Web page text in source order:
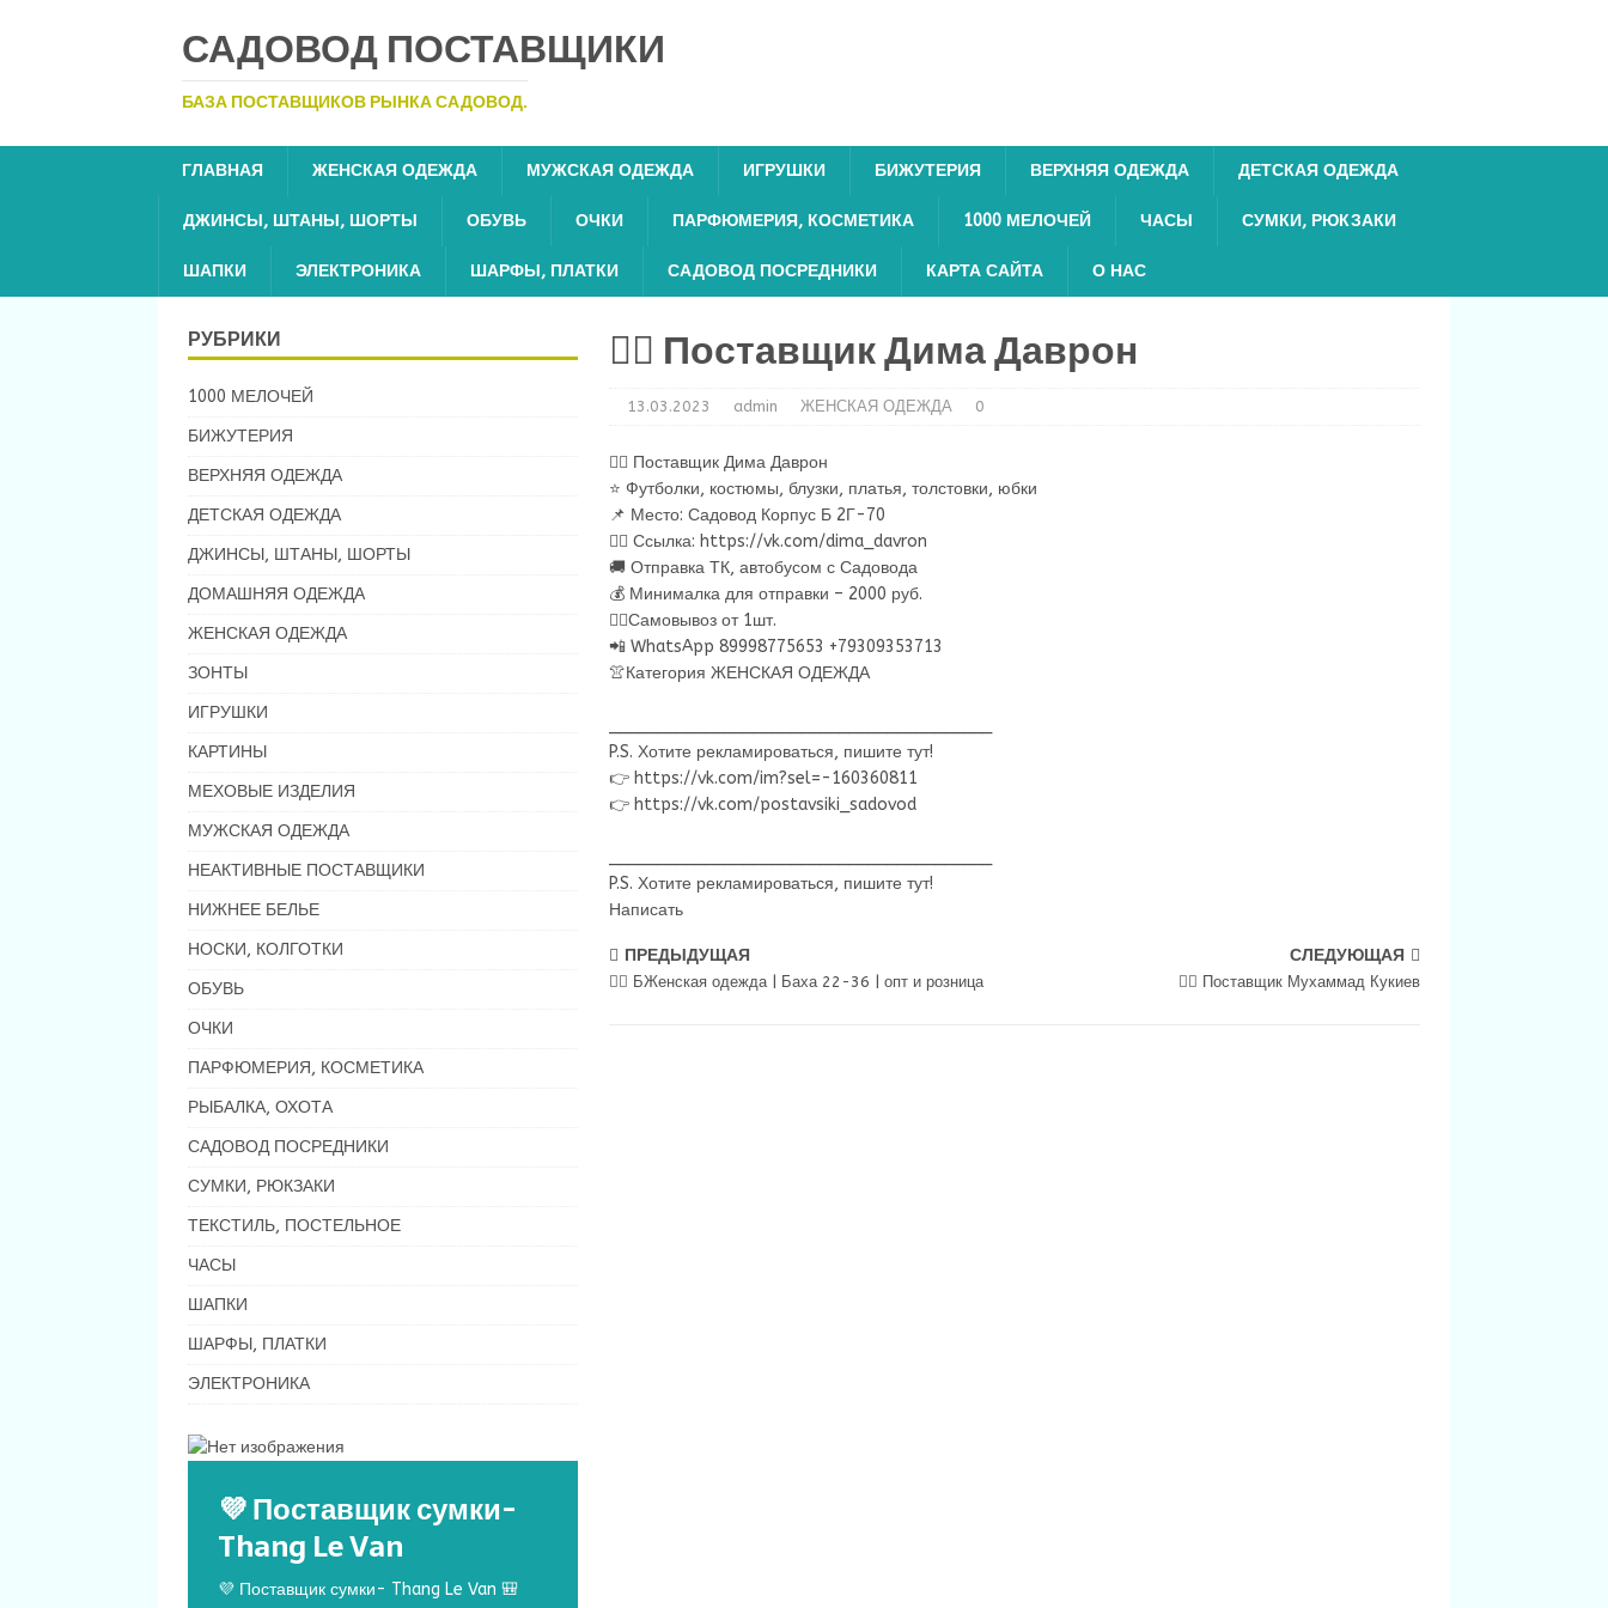
САДОВОД ПОСТАВЩИКИ
БАЗА ПОСТАВЩИКОВ РЫНКА САДОВОД.
ГЛАВНАЯ ЖЕНСКАЯ ОДЕЖДА МУЖСКАЯ ОДЕЖДА ИГРУШКИ БИЖУТЕРИЯ ВЕРХНЯЯ ОДЕЖДА ДЕТСКАЯ ОДЕЖДА
ДЖИНСЫ, ШТАНЫ, ШОРТЫ ОБУВЬ ОЧКИ ПАРФЮМЕРИЯ, КОСМЕТИКА 1000 МЕЛОЧЕЙ ЧАСЫ СУМКИ, РЮКЗАКИ
ШАПКИ ЭЛЕКТРОНИКА ШАРФЫ, ПЛАТКИ САДОВОД ПОСРЕДНИКИ КАРТА САЙТА О НАС
💁‍♂ Поставщик Дима Даврон
13.03.2023 admin ЖЕНСКАЯ ОДЕЖДА 0
💁‍♂ Поставщик Дима Даврон
⭐ Футболки, костюмы, блузки, платья, толстовки, юбки
📌 Место: Садовод Корпус Б 2Г-70
👉🏻 Ссылка: https://vk.com/dima_davron
🚚 Отправка ТК, автобусом с Садовода
💰 Минималка для отправки – 2000 руб.
🚶‍♂Самовывоз от 1шт.
📲 WhatsApp 89998775653 +79309353713
👚Категория ЖЕНСКАЯ ОДЕЖДА
P.S. Хотите рекламироваться, пишите тут!
👉 https://vk.com/im?sel=-160360811
👉 https://vk.com/postavsiki_sadovod
P.S. Хотите рекламироваться, пишите тут!
Написать
ПРЕДЫДУЩАЯ
💁‍♂ БЖенская одежда | Баха 22-36 | опт и розница
СЛЕДУЮЩАЯ
💁‍♂ Поставщик Мухаммад Кукиев
РУБРИКИ
1000 МЕЛОЧЕЙ
БИЖУТЕРИЯ
ВЕРХНЯЯ ОДЕЖДА
ДЕТСКАЯ ОДЕЖДА
ДЖИНСЫ, ШТАНЫ, ШОРТЫ
ДОМАШНЯЯ ОДЕЖДА
ЖЕНСКАЯ ОДЕЖДА
ЗОНТЫ
ИГРУШКИ
КАРТИНЫ
МЕХОВЫЕ ИЗДЕЛИЯ
МУЖСКАЯ ОДЕЖДА
НЕАКТИВНЫЕ ПОСТАВЩИКИ
НИЖНЕЕ БЕЛЬЕ
НОСКИ, КОЛГОТКИ
ОБУВЬ
ОЧКИ
ПАРФЮМЕРИЯ, КОСМЕТИКА
РЫБАЛКА, ОХОТА
САДОВОД ПОСРЕДНИКИ
СУМКИ, РЮКЗАКИ
ТЕКСТИЛЬ, ПОСТЕЛЬНОЕ
ЧАСЫ
ШАПКИ
ШАРФЫ, ПЛАТКИ
ЭЛЕКТРОНИКА
💜 Поставщик сумки-
Thang Le Van
💜 Поставщик сумки- Thang Le Van 🎒